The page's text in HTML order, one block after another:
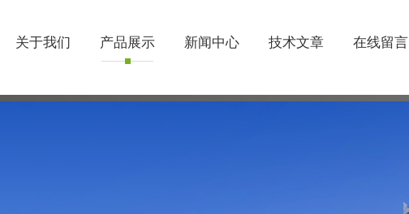
关于我们 产品展示 新闻中心 技术文章 在线留言